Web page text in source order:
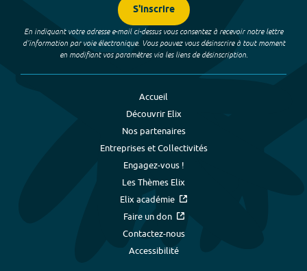
S'inscrire
En indiquant votre adresse e-mail ci-dessus vous consentez à recevoir notre lettre
d’information par voie électronique. Vous pouvez vous désinscrire à tout moment
en modifiant vos paramètres via les liens de désinscription.
Accueil
Découvrir Elix
Nos partenaires
Entreprises et Collectivités
Engagez-vous !
Les Thèmes Elix
Elix académie
Faire un don
Contactez-nous
Accessibilité